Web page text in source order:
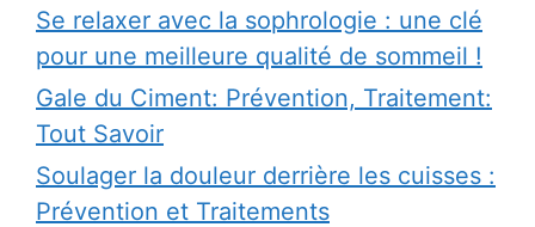
Se relaxer avec la sophrologie : une clé
pour une meilleure qualité de sommeil !
Gale du Ciment: Prévention, Traitement:
Tout Savoir
Soulager la douleur derrière les cuisses :
Prévention et Traitements